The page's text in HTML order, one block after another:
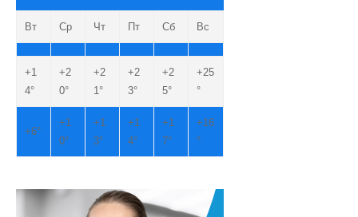
Вт Ср Чт Пт Сб Вс
+1
4°
+2
0°
+2
1°
+2
3°
+2
5°
+25
°
+6°
+1
0°
+1
3°
+1
4°
+1
7°
+16
°